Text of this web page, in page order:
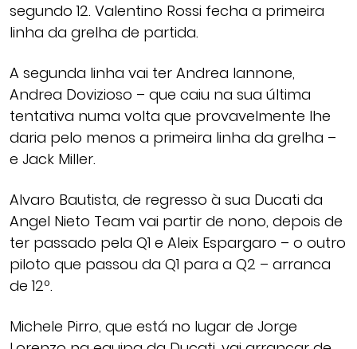
segundo 12. Valentino Rossi fecha a primeira
linha da grelha de partida.
A segunda linha vai ter Andrea Iannone,
Andrea Dovizioso – que caiu na sua última
tentativa numa volta que provavelmente lhe
daria pelo menos a primeira linha da grelha –
e Jack Miller.
Alvaro Bautista, de regresso à sua Ducati da
Angel Nieto Team vai partir de nono, depois de
ter passado pela Q1 e Aleix Espargaro – o outro
piloto que passou da Q1 para a Q2 – arranca
de 12º.
Michele Pirro, que está no lugar de Jorge